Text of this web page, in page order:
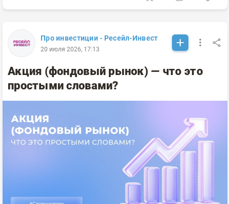
Про инвестиции - Ресейл-Инвест
20 июля 2026, 17:13
Акция (фондовый рынок) — что это
простыми словами?